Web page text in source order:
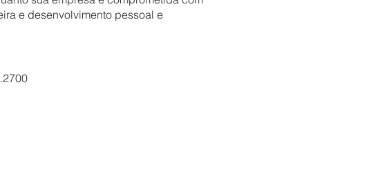
e desenvolvimento pessoal e